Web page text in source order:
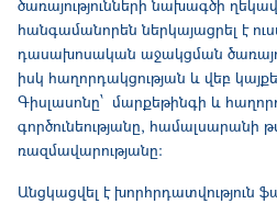
ծառայությունների նախագծի
հանգամանորեն ներկայացրել է
դասախոսական աջակցման
իսկ հաղորդակցության և վեբ
Գիսլասոնը՝ մարքեթինգի և
գործունեությանը, համալսարանի
ռազմավարությանը։
Անցկացվել է խորհրդատվություն